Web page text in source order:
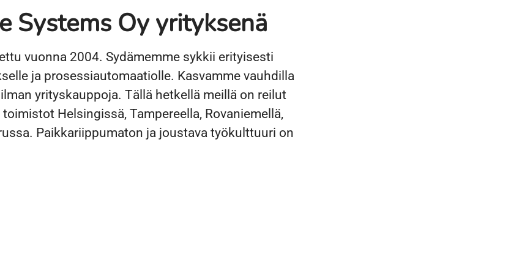
Systems Oy yrityksenä
vuonna 2004. Sydämemme sykkii erityisesti
ja prosessiautomaatiolle. Kasvamme vauhdilla
yrityskauppoja. Tällä hetkellä meillä on reilut
Helsingissä, Tampereella, Rovaniemellä,
Paikkariippumaton ja joustava työkulttuuri on